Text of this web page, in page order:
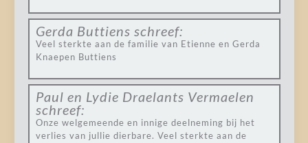
Gerda Buttiens schreef:
Veel sterkte aan de familie van Etienne en Gerda
Knaepen Buttiens
Paul en Lydie Draelants Vermaelen
schreef:
Onze welgemeende en innige deelneming bij het
verlies van jullie dierbare. Veel sterkte aan de